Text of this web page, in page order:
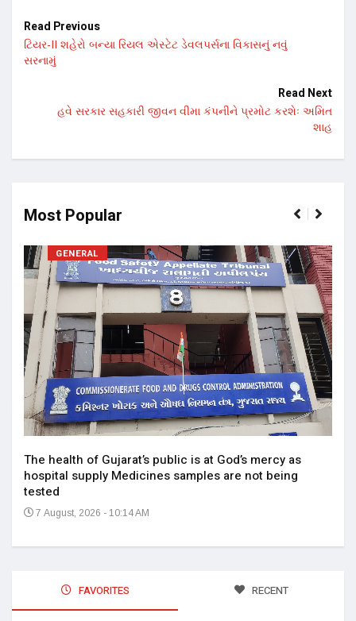
Read Previous
ટિયર-II શહેરો બન્યા રિયલ એસ્ટેટ ડેવલપર્સના વિકાસનું નવું
સરનામું
Read Next
હવે સરકાર સહકારી જીવન વીમા કંપનીને પ્રમોટ કરશેઃ અમિત
શાહ
Most Popular
GENERAL
The health of Gujarat’s public is at God’s mercy as
hospital supply Medicines samples are not being
tested
7 August, 2026 - 10:14 AM
FAVORITES RECENT